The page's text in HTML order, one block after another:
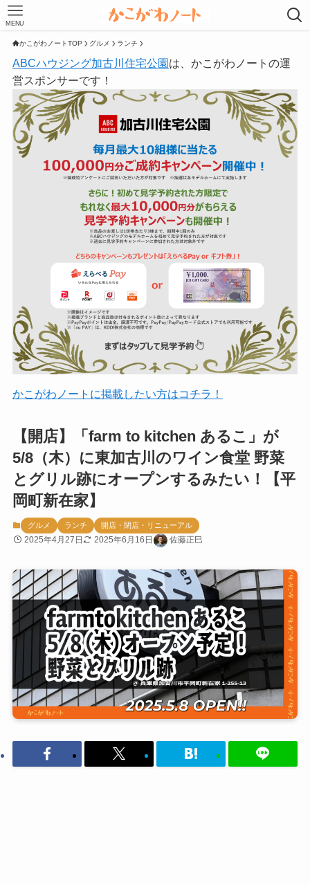
MENU
かこがわノートTOP グルメ ランチ
ABCハウジング加古川住宅公園は、かこがわノートの運
営スポンサーです！
かこがわノートに掲載したい方はコチラ！
【開店】「farm to kitchen あるこ」が
5/8（木）に東加古川のワイン食堂 野菜
とグリル跡にオープンするみたい！【平
岡町新在家】
グルメ ランチ 開店・閉店・リニューアル
2025年4月27日 2025年6月16日 佐藤正巳